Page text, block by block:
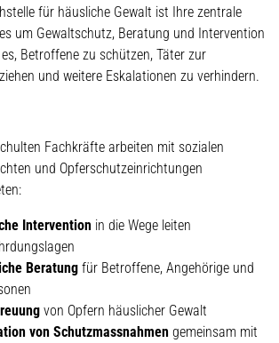
für häusliche Gewalt ist Ihre zentrale
um Gewaltschutz, Beratung und Intervention
Betroffene zu schützen, Täter zur
und weitere Eskalationen zu verhindern.
Fachkräfte arbeiten mit sozialen
und Opferschutzeinrichtungen
Intervention in die Wege leiten
Beratung für Betroffene, Angehörige und
von Opfern häuslicher Gewalt
von Schutzmassnahmen gemeinsam mit